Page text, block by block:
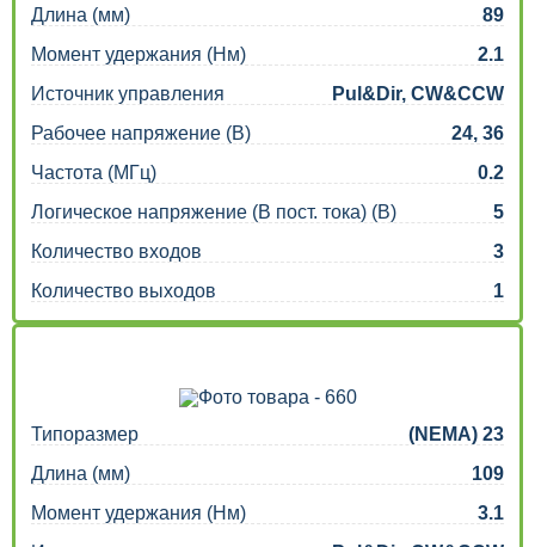
Длина (мм)
89
Момент удержания (Нм)
2.1
Источник управления
Pul&Dir, CW&CCW
Рабочее напряжение (В)
24, 36
Частота (МГц)
0.2
Логическое напряжение (В пост. тока) (В)
5
Количество входов
3
Количество выходов
1
Типоразмер
(NEMA) 23
Длина (мм)
109
Момент удержания (Нм)
3.1